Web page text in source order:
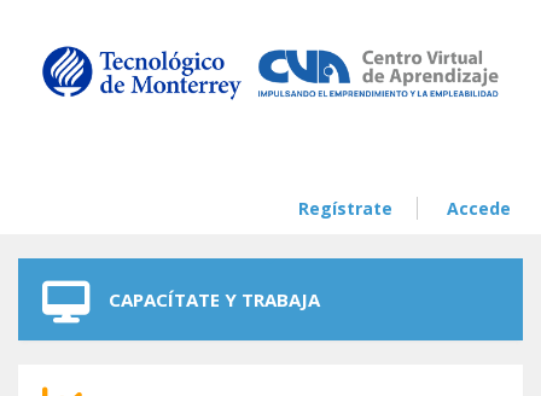
Regístrate Accede
CAPACÍTATE Y TRABAJA